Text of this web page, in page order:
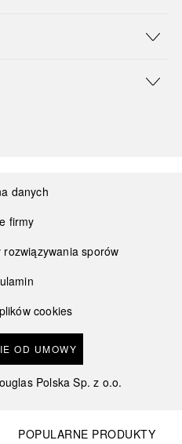
danych
firmy
sporów
cookies
OD UMOWY
Polska Sp. z o.o.
POPULARNE PRODUKTY